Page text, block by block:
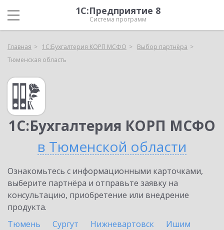
1С:Предприятие 8
Система программ
Главная 1С:Бухгалтерия КОРП МСФО
Выбор партнёра
Тюменская область
1С:Бухгалтерия КОРП МСФО
в Тюменской области
Ознакомьтесь с информационными карточками,
выберите партнёра и отправьте заявку на
консультацию, приобретение или внедрение
продукта.
Тюмень
Сургут Нижневартовск
Ишим